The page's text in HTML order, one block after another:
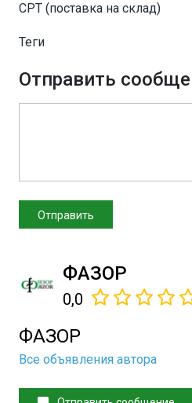
CPT (поставка на склад)
Теги
Отправить
ФАЗОР
0,0
ФАЗОР
Все объявления автора